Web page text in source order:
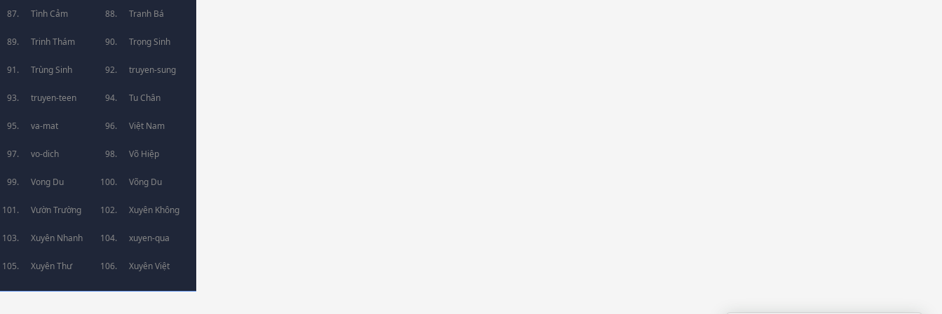
Tình Cảm Tranh Bá
Trinh Thám Trọng Sinh
Trùng Sinh truyen-sung
truyen-teen Tu Chân
va-mat Việt Nam
vo-dich Võ Hiệp
Vong Du Võng Du
Vườn Trường Xuyên Không
Xuyên Nhanh xuyen-qua
Xuyên Thư Xuyên Việt